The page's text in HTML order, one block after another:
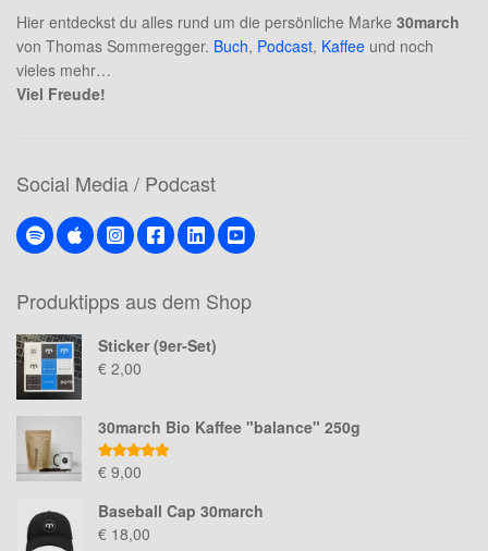
Hier entdeckst du alles rund um die persönliche Marke 30march
von Thomas Sommeregger. Buch, Podcast, Kaffee und noch
vieles mehr…
Viel Freude!
Social Media / Podcast
Produktipps aus dem Shop
Sticker (9er-Set)
€ 2,00
30march Bio Kaffee "balance" 250g
Bewertet mit
5.00von 5
€ 9,00
Baseball Cap 30march
€ 18,00